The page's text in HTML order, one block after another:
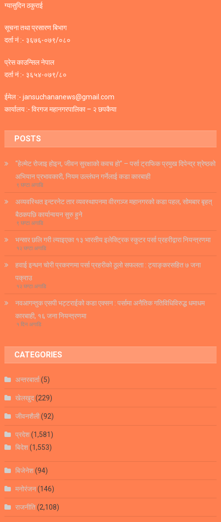
ग्यासुदिन ठकुराई
सूचना तथा प्रसारण बिभाग
दर्ता नं :- ३६७६-०७९/०८०
प्रेस काउन्सिल नेपाल
दर्ता नं :- ३६५४-०७९/८०
ईमेल :- jansuchananews@gmail.com
कार्यालय :- विरगज महानगरपालिका – २ छपकैया
POSTS
“हेल्मेट रोजाइ होइन, जीवन सुरक्षाको कवच हो” – पर्सा ट्राफिक प्रमुख दिपेन्द्र श्रेष्ठको
अभियान प्रभावकारी, नियम उल्लंघन गर्नेलाई कडा कारबाही
९ घण्टा अगाडि
अव्यवस्थित इन्टरनेट तार व्यवस्थापनमा वीरगञ्ज महानगरको कडा पहल, सोमबार बृहत्
बैठकपछि कार्यान्वयन सुरु हुने
९ घण्टा अगाडि
भन्सार छलि गरी ल्याइएका १३ भारतीय इलेक्ट्रिक स्कुटर पर्सा प्रहरीद्वारा नियन्त्रणमा
१२ घण्टा अगाडि
हवाई इन्धन चोरी प्रकरणमा पर्सा प्रहरीको ठूलो सफलता : ट्याङ्करसहित ७ जना
पक्राउ
१२ घण्टा अगाडि
नवआगन्तुक एसपी भट्टराईको कडा एक्सन : पर्सामा अनैतिक गतिविधिविरुद्ध धमाधम
कारबाही, १६ जना नियन्त्रणमा
१ दिन अगाडि
CATEGORIES
अन्तरबार्ता(5)
खेलखुद(229)
जीवनशैली(92)
प्रदेश(1,581)
बिदेश(1,553)
बिजेनेश(94)
मनोरंजन(146)
राजनीति(2,108)